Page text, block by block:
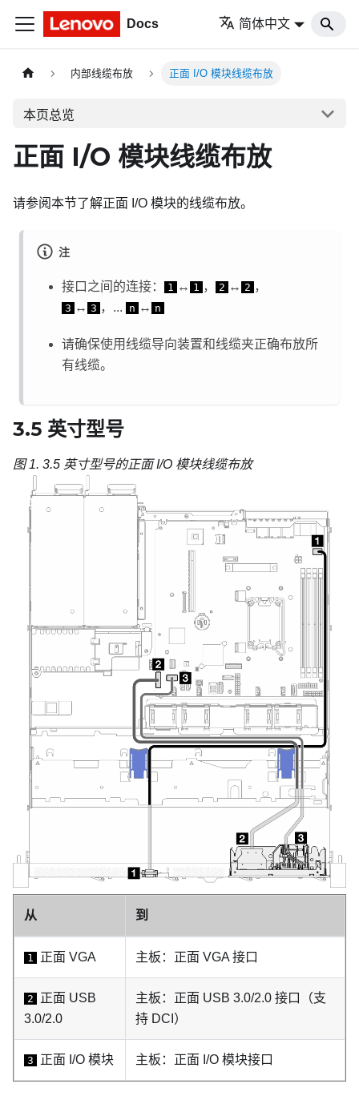
Docs 简体中文
内部线缆布放 正面 I/O 模块线缆布放
本页总览
正面 I/O 模块线缆布放
请参阅本节了解正面 I/O 模块的线缆布放。
注
接口之间的连接： 1 ↔ 1 ， 2 ↔ 2 ，
3 ↔ 3 ，... n ↔ n
请确保使用线缆导向装置和线缆夹正确布放所
有线缆。
3.5 英寸型号
图 1. 3.5 英寸型号的正面 I/O 模块线缆布放
从 到
1 正面 VGA 主板：正面 VGA 接口
2
正面 USB
3.0/2.0
主板：正面 USB 3.0/2.0 接口（支
持 DCI）
3 正面 I/O 模块 主板：正面 I/O 模块接口